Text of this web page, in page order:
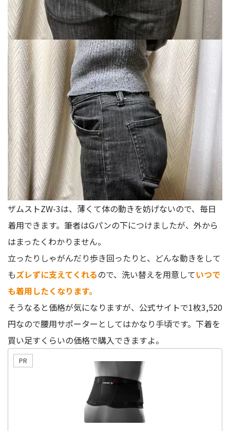
ザムストZW-3は、薄くて体の動きを妨げないので、毎日
着用できます。筆者はGパンの下につけましたが、外から
はまったくわかりません。
立ったりしゃがんだり歩き回ったりと、どんな動きをして
もズレずに支えてくれるので、洗い替えを用意していつで
も着用したくなります。
そうなると価格が気になりますが、公式サイトで1枚3,520
円なので腰用サポーターとしてはかなり手頃です。下着を
買い足すくらいの価格で購入できますよ。